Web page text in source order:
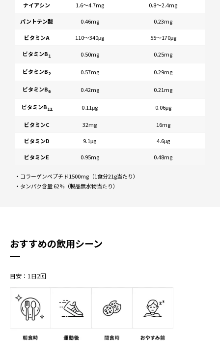
ナイアシン 1.6～4.7mg 0.8～2.4mg
パントテン酸 0.46mg 0.23mg
ビタミンA 110～340μg 55～170μg
ビタミンB1 0.50mg 0.25mg
ビタミンB2 0.57mg 0.29mg
ビタミンB6 0.42mg 0.21mg
ビタミンB12 0.11μg 0.06μg
ビタミンC 32mg 16mg
ビタミンD 9.1μg 4.6μg
ビタミンE 0.95mg 0.48mg
・コラーゲンペプチド1500mg（1食分21g当たり）
・タンパク含量 62%（製品無水物当たり）
おすすめの飲用シーン
目安：1日2回